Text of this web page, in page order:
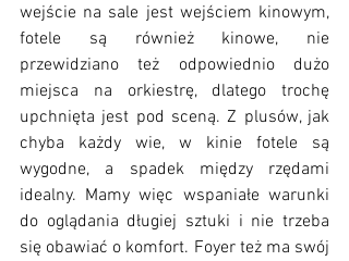
wejście na sale jest wejściem kinowym,
fotele są również kinowe, nie
przewidziano też odpowiednio dużo
miejsca na orkiestrę, dlatego trochę
upchnięta jest pod sceną. Z plusów, jak
chyba każdy wie, w kinie fotele są
wygodne, a spadek między rzędami
idealny. Mamy więc wspaniałe warunki
do oglądania długiej sztuki i nie trzeba
się obawiać o komfort. Foyer też ma swój